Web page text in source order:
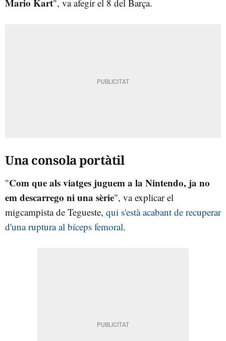
", va afegir el 8 del Barça.
Una consola portàtil
"Com que als viatges juguem a la Nintendo, ja no
em descarrego ni una sèrie", va explicar el
migcampista de Tegueste, qui s'està acabant de recuperar
d'una ruptura al bíceps femoral.